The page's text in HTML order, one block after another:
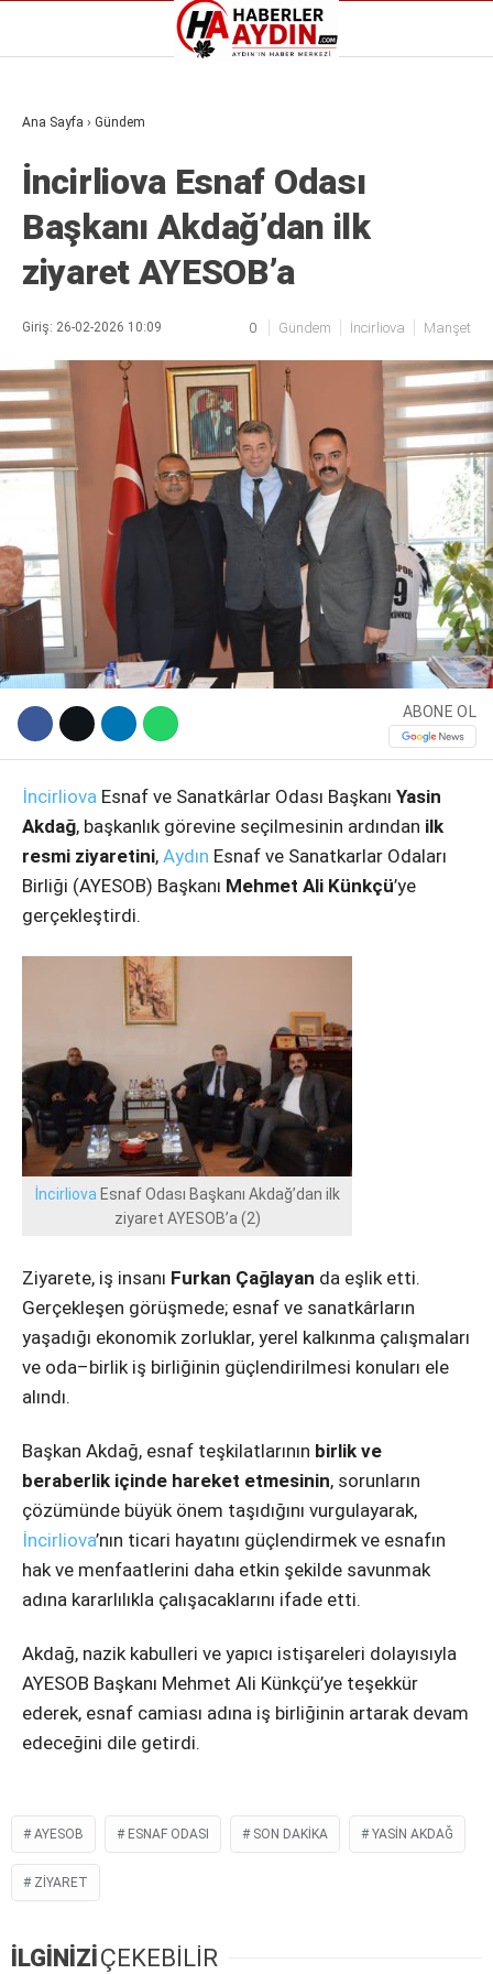
Aydın Haberleri
Aydın nöbetçi eczaneler
Aydın Sinema salonları
Hava Durumu
Künye
Nöbetçi Eczaneler
Süper Lig Puan Durumu
Facebook
Youtube
Aydın Haberleri
Aydın nöbetçi eczaneler
Aydın Sinema salonları
Döviz Kurları
Hava Durumu
İletişim
Nöbetçi Eczaneler
Ana Sayfa › Gündem
İncirliova Esnaf Odası
Başkanı Akdağ’dan ilk
ziyaret AYESOB’a
Giriş: 26-02-2026 10:09 0 Gündem İncirliova Manşet
ABONE OL
İncirliova Esnaf ve Sanatkârlar Odası Başkanı Yasin
Akdağ, başkanlık görevine seçilmesinin ardından ilk
resmi ziyaretini, Aydın Esnaf ve Sanatkarlar Odaları
Birliği (AYESOB) Başkanı Mehmet Ali Künkçü’ye
gerçekleştirdi.
İncirliova Esnaf Odası Başkanı Akdağ’dan ilk
ziyaret AYESOB’a (2)
Ziyarete, iş insanı Furkan Çağlayan da eşlik etti.
Gerçekleşen görüşmede; esnaf ve sanatkârların
yaşadığı ekonomik zorluklar, yerel kalkınma çalışmaları
ve oda–birlik iş birliğinin güçlendirilmesi konuları ele
alındı.
Başkan Akdağ, esnaf teşkilatlarının birlik ve
beraberlik içinde hareket etmesinin, sorunların
çözümünde büyük önem taşıdığını vurgulayarak,
İncirliova’nın ticari hayatını güçlendirmek ve esnafın
hak ve menfaatlerini daha etkin şekilde savunmak
adına kararlılıkla çalışacaklarını ifade etti.
Akdağ, nazik kabulleri ve yapıcı istişareleri dolayısıyla
AYESOB Başkanı Mehmet Ali Künkçü’ye teşekkür
ederek, esnaf camiası adına iş birliğinin artarak devam
edeceğini dile getirdi.
AYESOB ESNAF ODASI SON DAKIKA YASIN AKDAĞ
ZIYARET
İLGİNİZİ ÇEKEBİLİR